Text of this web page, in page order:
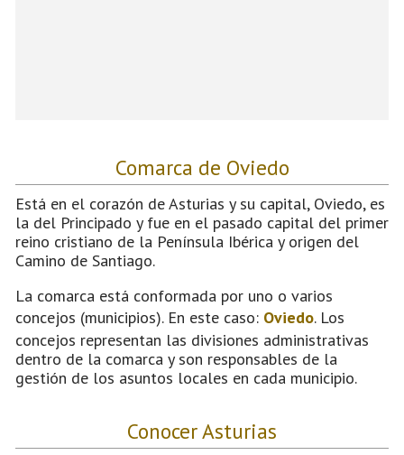
Comarca de Oviedo
Está en el corazón de Asturias y su capital, Oviedo, es
la del Principado y fue en el pasado capital del primer
reino cristiano de la Península Ibérica y origen del
Camino de Santiago.
La comarca está conformada por uno o varios
concejos (municipios). En este caso: Oviedo. Los
concejos representan las divisiones administrativas
dentro de la comarca y son responsables de la
gestión de los asuntos locales en cada municipio.
Conocer Asturias